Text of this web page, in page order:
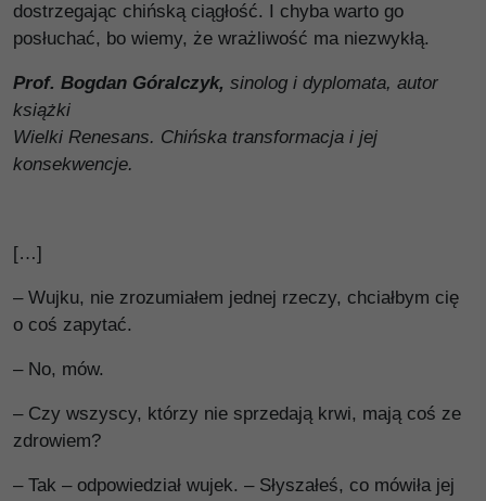
dostrzegając chińską ciągłość. I chyba warto go
posłuchać, bo wiemy, że wrażliwość ma niezwykłą.
Prof. Bogdan Góralczyk, sinolog i dyplomata, autor
książki
Wielki Renesans. Chińska transformacja i jej
konsekwencje.
[…]
– Wujku, nie zrozumiałem jednej rzeczy, chciałbym cię
o coś zapytać.
– No, mów.
– Czy wszyscy, którzy nie sprzedają krwi, mają coś ze
zdrowiem?
– Tak – odpowiedział wujek. – Słyszałeś, co mówiła jej